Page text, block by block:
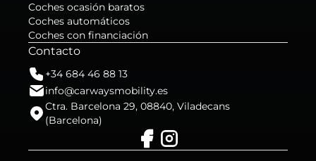
Coches ocasión baratos
Coches automáticos
Coches con financiación
Contacto
+34 684 46 88 13
info@carwaysmobility.es
Ctra. Barcelona 29, 08840, Viladecans
(Barcelona)